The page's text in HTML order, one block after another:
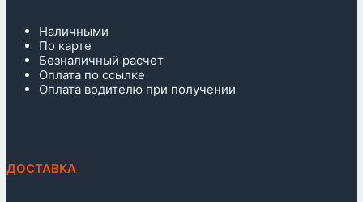
Наличными
По карте
Безналичный расчет
Оплата по ссылке
Оплата водителю при получении
ДОСТАВКА